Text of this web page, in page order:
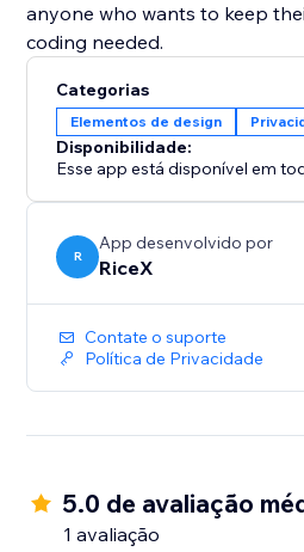
anyone who wants to keep
coding needed.
Categorias
Elementos de design
Disponibilidade:
Esse app está disponível em
R
App desenvolvido por
RiceX
Contate o suporte
Política de Privacidade
5.0 de avaliação
1 avaliação